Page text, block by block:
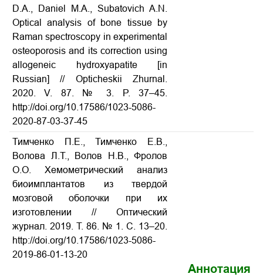
D.A., Daniel M.A., Subatovich A.N.
Optical analysis of bone tissue by
Raman spectroscopy in experimental
osteoporosis and its correction using
allogeneic hydroxyapatite [in
Russian] // Opticheskii Zhurnal.
2020. V. 87. № 3. P. 37–45.
http://doi.org/10.17586/1023-5086-
2020-87-03-37-45
Тимченко П.Е., Тимченко Е.В.,
Волова Л.Т., Волов Н.В., Фролов
О.О. Хемометрический анализ
биоимплантатов из твердой
мозговой оболочки при их
изготовлении // Оптический
журнал. 2019. Т. 86. № 1. С. 13–20.
http://doi.org/10.17586/1023-5086-
2019-86-01-13-20
Аннотация